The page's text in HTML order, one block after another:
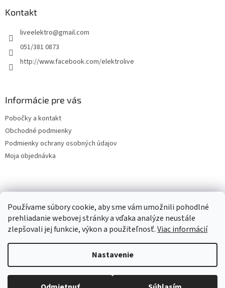
Používame súbory cookie, aby sme vám umožnili pohodlné
prehliadanie webovej stránky a vďaka analýze neustále
zlepšovali jej funkcie, výkon a použiteľnosť.Viac informácií
Nastavenie
Kontakt
liveelektro@gmail.com
051/381 0873
http://www.facebook.com/elektrolive
Informácie pre vás
Pobočky a kontakt
Obchodné podmienky
Podmienky ochrany osobných údajov
Moja objednávka
Facebook
Copyright 2026Elektro Prešov - LiveElektro. Všetky práva